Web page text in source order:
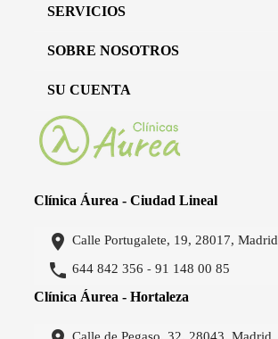
SERVICIOS
SOBRE NOSOTROS
SU CUENTA
Clínica Áurea - Ciudad Lineal
 Calle Portugalete, 19, 28017, Madrid
 644 842 356 -91 148 00 85
Clínica Áurea - Hortaleza
Calle de Pegaso, 32, 28043, Madrid